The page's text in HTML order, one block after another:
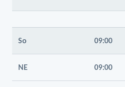
So 09:00
NE 09:00